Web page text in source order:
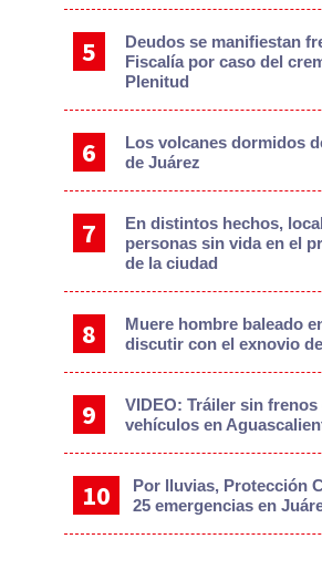
Deudos se manifiestan
Fiscalía por caso del
Plenitud
Los volcanes dormidos
de Juárez
En distintos hechos,
personas sin vida en el
de la ciudad
Muere hombre baleado
discutir con el exnovio
VIDEO: Tráiler sin frenos
vehículos en
Por lluvias, Protección
25 emergencias en